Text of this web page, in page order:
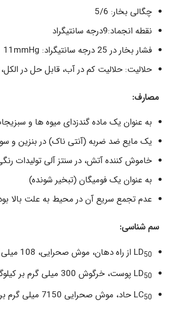
چگالی بخار: 5/6
نقطه انجماد:9درجه سانتیگراد
فشار بخار در 25 درجه سانتیگراد: 11mmHg
حلالیت: حلالیت کم در آب، قابل حل در الکل،
مصارف:
به عنوان یک ماده گندزدای میوه ها و
یک مایع ضد ضربه (آنتی ناک) در بنزین و
خاموش کننده آتش، در سنتز آلی تولیدات
به عنوان یک فومیگان (تبخیر شونده)
عدم تجمع سریع آن در محیط به علت بالا
سم شناسی:
LD50
از راه دهان، موش صحرایی، 108 میلی گرم بر کیلوگرم
LD50
پوست، خرگوش 300 میلی گرم بر کیلوگرم
LC50
حاد، موش صحرایی 7150 میلی گرم بر کیلوگرم